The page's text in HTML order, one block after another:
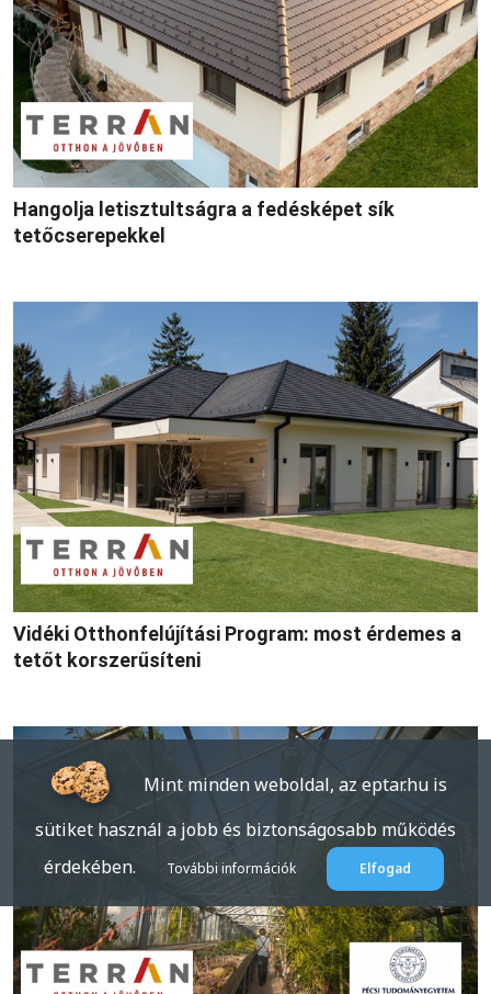
Hangolja letisztultságra a fedésképet sík
tetőcserepekkel
Vidéki Otthonfelújítási Program: most érdemes a
tetőt korszerűsíteni
Mint minden weboldal, az eptar.hu is
sütiket használ a jobb és biztonságosabb működés
érdekében.
További információk Elfogad